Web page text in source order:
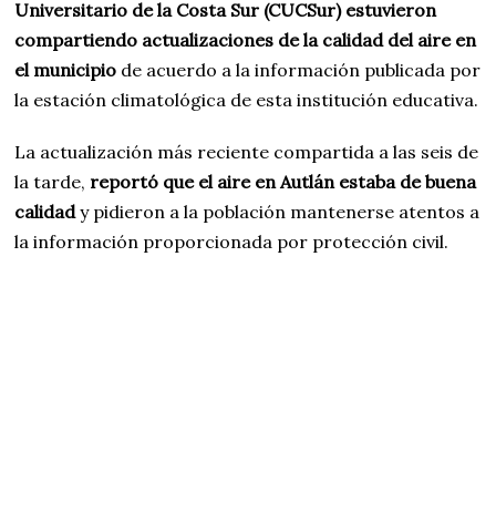
Universitario de la Costa Sur (CUCSur) estuvieron
compartiendo actualizaciones de la calidad del aire en
el municipio de acuerdo a la información publicada por
la estación climatológica de esta institución educativa.
La actualización más reciente compartida a las seis de
la tarde, reportó que el aire en Autlán estaba de buena
calidady pidieron a la población mantenerse atentos a
la información proporcionada por protección civil.